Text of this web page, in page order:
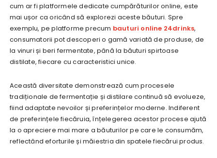
cum ar fi platformele dedicate cumpărăturilor online, este
mai ușor ca oricând să explorezi aceste băuturi. Spre
exemplu, pe platforme precum bauturi online 24drinks,
consumatorii pot descoperi o gamă variată de produse, de
la vinuri și beri fermentate, până la băuturi spirtoase
distilate, fiecare cu caracteristici unice.
Această diversitate demonstrează cum procesele
tradiționale de fermentație și distilare continuă să evolueze,
fiind adaptate nevoilor și preferințelor moderne. Indiferent
de preferințele fiecăruia, înțelegerea acestor procese ajută
la o apreciere mai mare a băuturilor pe care le consumăm,
reflectând eforturile și măiestria din spatele fiecărui produs.